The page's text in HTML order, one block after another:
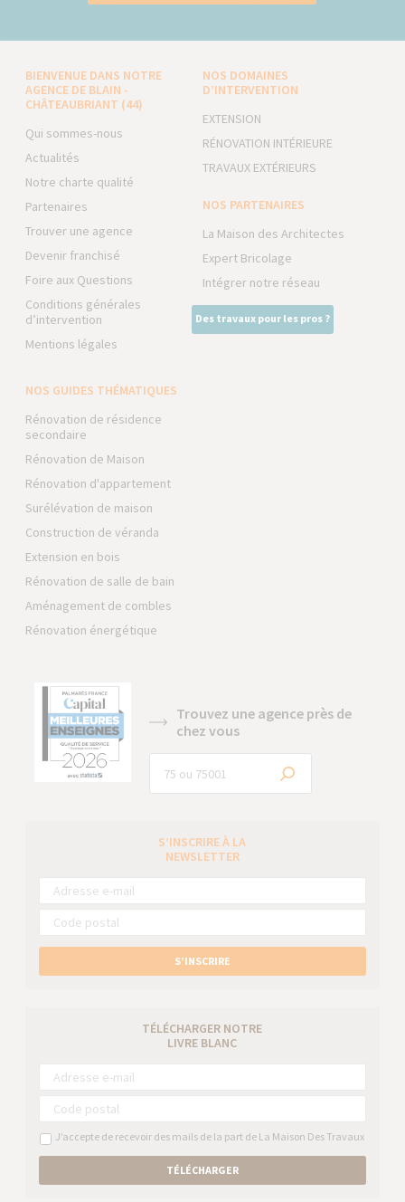
BIENVENUE DANS NOTRE
AGENCE DE BLAIN -
CHÂTEAUBRIANT (44)
Qui sommes-nous
Actualités
Notre charte qualité
Partenaires
Trouver une agence
Devenir franchisé
Foire aux Questions
Conditions générales
d’intervention
Mentions légales
NOS DOMAINES
D’INTERVENTION
EXTENSION
RÉNOVATION INTÉRIEURE
TRAVAUX EXTÉRIEURS
NOS PARTENAIRES
La Maison des Architectes
Expert Bricolage
Intégrer notre réseau
Des travaux pour les pros ?
NOS GUIDES THÉMATIQUES
Rénovation de résidence
secondaire
Rénovation de Maison
Rénovation d'appartement
Surélévation de maison
Construction de véranda
Extension en bois
Rénovation de salle de bain
Aménagement de combles
Rénovation énergétique
Trouvez une agence près de
chez vous
S’INSCRIRE À LA
NEWSLETTER
S’INSCRIRE
TÉLÉCHARGER NOTRE
LIVRE BLANC
J’accepte de recevoir des mails de la part de La Maison Des Travaux
TÉLÉCHARGER